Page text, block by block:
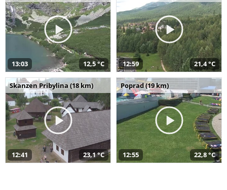
13:03 12,5 °C 12:59 21,4 °C
Skanzen Pribylina (18 km)
12:41 23,1 °C
Poprad (19 km)
12:55 22,8 °C